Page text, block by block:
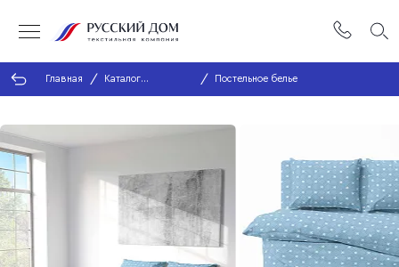
Главная
Каталог
продукции
Постельное белье